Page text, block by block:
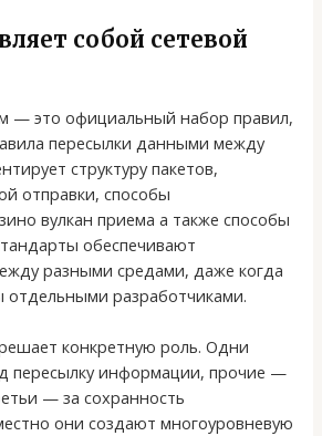
собой сетевой
— это официальный набор правил,
пересылки данными между
структуру пакетов,
отправки, способы
вулкан приема а также способы
обеспечивают
разными средами, даже когда
разработчиками.
конкретную роль. Одни
пересылку информации, прочие —
— за сохранность
они создают многоуровневую